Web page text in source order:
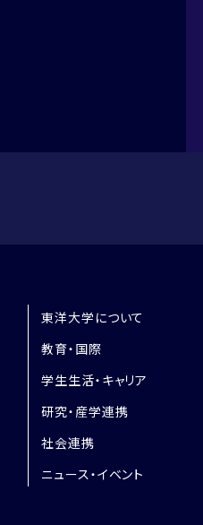
東洋大学について
教育・国際
学生生活・キャリア
研究・産学連携
社会連携
ニュース・イベント